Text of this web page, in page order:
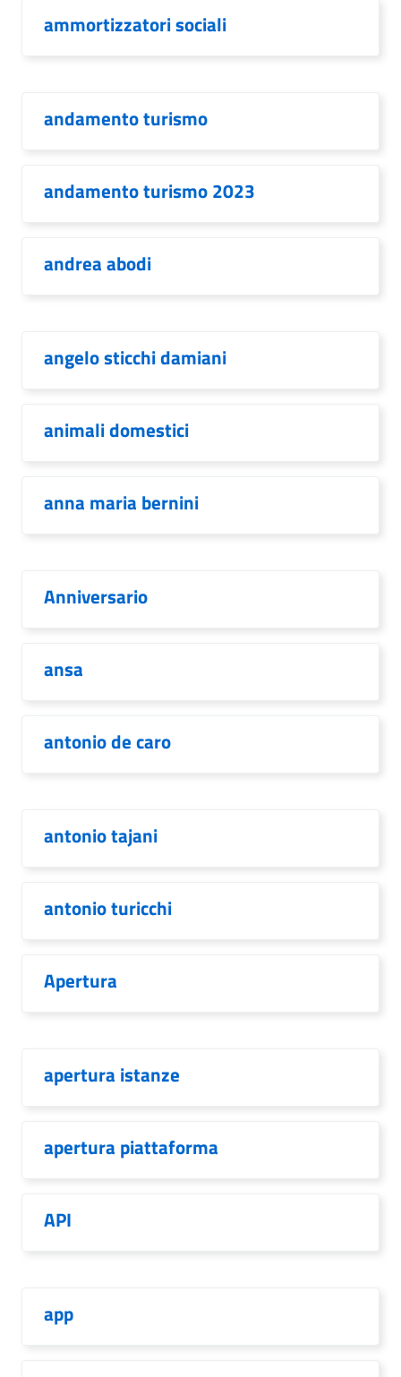
ammortizzatori sociali
andamento turismo
andamento turismo 2023
andrea abodi
angelo sticchi damiani
animali domestici
anna maria bernini
Anniversario
ansa
antonio de caro
antonio tajani
antonio turicchi
Apertura
apertura istanze
apertura piattaforma
API
app